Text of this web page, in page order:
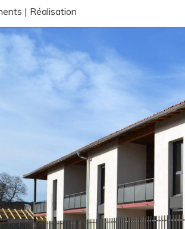
| Réalisation